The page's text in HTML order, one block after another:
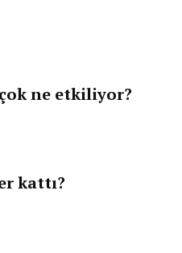
çok ne etkiliyor?
kattı?